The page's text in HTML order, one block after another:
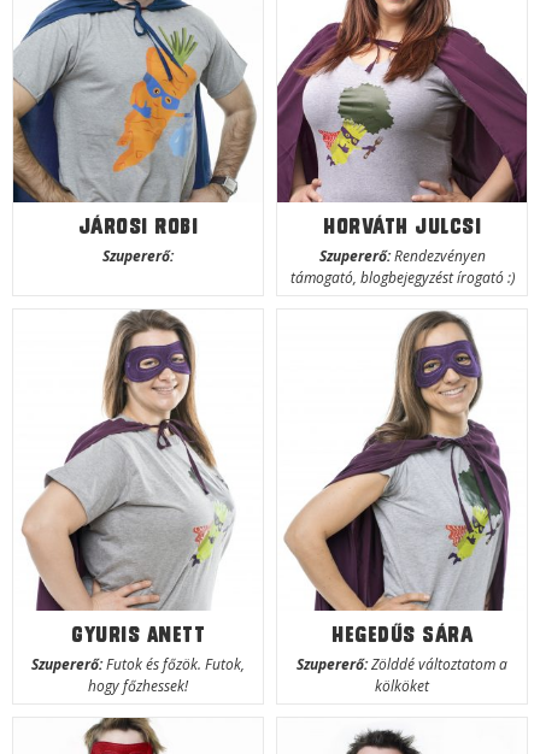
Járosi Robi
Szupererő:
Horváth Julcsi
Szupererő:Rendezvényen
támogató, blogbejegyzést írogató :)
Gyuris Anett
Szupererő:Futok és főzök. Futok,
hogy főzhessek!
Hegedűs Sára
Szupererő:Zölddé változtatom a
kölköket